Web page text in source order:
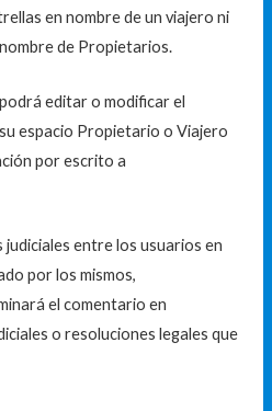
en nombre de un viajero ni
de Propietarios.
editar o modificar el
espacio Propietario o Viajero
por escrito a
entre los usuarios en
por los mismos,
el comentario en
o resoluciones legales que